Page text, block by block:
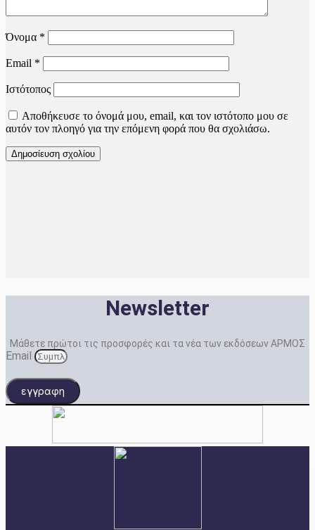
Όνομα *
Email *
Ιστότοπος
Αποθήκευσε το όνομά μου, email, και τον ιστότοπο μου σε
αυτόν τον πλοηγό για την επόμενη φορά που θα σχολιάσω.
Newsletter
Μάθετε πρώτοι τις προσφορές και τα νέα των εκδόσεων ΑΡΜΟΣ
Email
εγγραφη